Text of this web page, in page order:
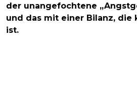
der unangefochtene
und das mit einer Bilanz, die
ist.